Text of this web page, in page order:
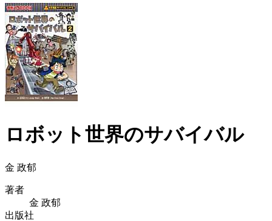
ロボット世界のサバイバル
金 政郁
著者
金 政郁
出版社